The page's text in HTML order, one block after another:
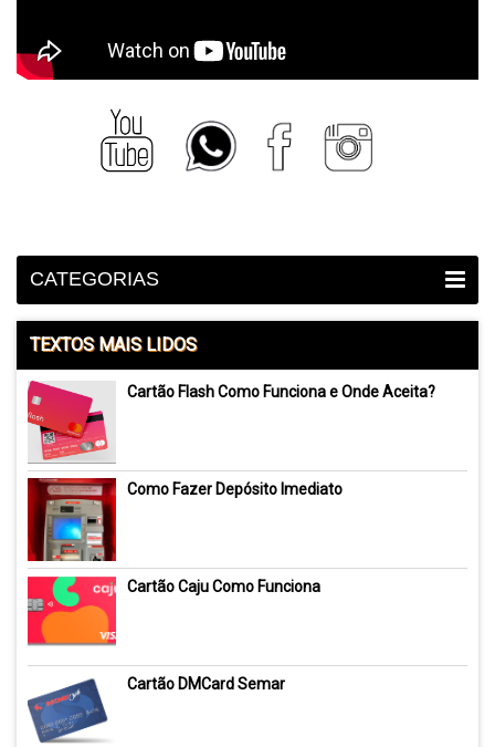
CATEGORIAS
TEXTOS MAIS LIDOS
Cartão Flash Como Funciona e Onde Aceita?
Como Fazer Depósito Imediato
Cartão Caju Como Funciona
Cartão DMCard Semar